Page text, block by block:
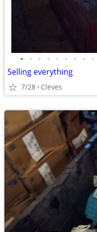
• • • • • • • • •
Selling everything
7/28 Cleves